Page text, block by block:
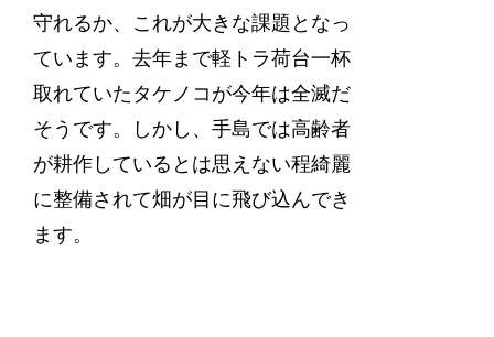
守れるか、これが大きな課題となっ
ています。去年まで軽トラ荷台一杯
取れていたタケノコが今年は全滅だ
そうです。しかし、手島では高齢者
が耕作しているとは思えない程綺麗
に整備されて畑が目に飛び込んでき
ます。